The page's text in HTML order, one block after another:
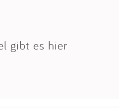
gibt es hier